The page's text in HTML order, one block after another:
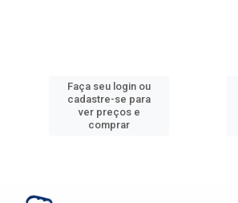
Faça seu login ou
cadastre-se para
ver preços e
comprar